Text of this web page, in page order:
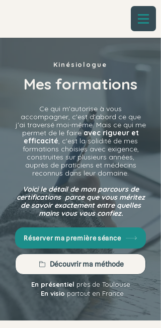
Kinésiologue
Mes formations
Ce qui m'autorise à vous
accompagner, c'est d'abord ce que
j'ai traversé moi-même. Mais ce qui me
permet de le faire avec rigueur et
efficacité, c'est la solidité de mes
formations choisies avec exigence,
construites sur plusieurs années,
auprès de praticiens et médecins
reconnus dans leur domaine.
Voici le détail de mon parcours de
certifications parce que vous méritez
de savoir exactement entre quelles
mains vous vous confiez.
Réserver ma première séance
Découvrir ma méthode
En présentiel près de Toulouse
· En visio partout en France